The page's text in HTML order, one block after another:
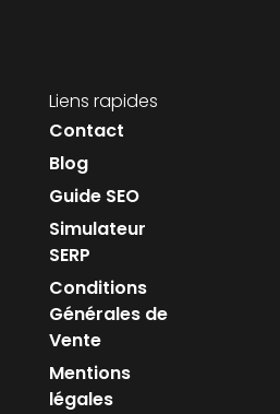
Liens rapides
Contact
Blog
Guide SEO
Simulateur
SERP
Conditions
Générales de
Vente
Mentions
légales